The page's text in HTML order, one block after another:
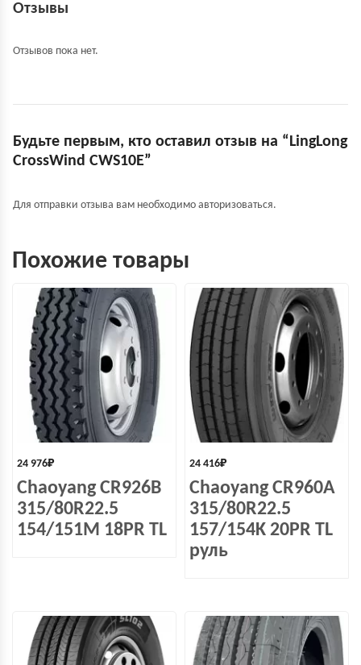
Отзывы
Отзывов пока нет.
Будьте первым, кто оставил отзыв на “LingLong
CrossWind CWS10E”
Для отправки отзыва вам необходимо авторизоваться.
Похожие товары
24 976₽
Chaoyang CR926B
315/80R22.5
154/151M 18PR TL
24 416₽
Chaoyang CR960A
315/80R22.5
157/154K 20PR TL
руль